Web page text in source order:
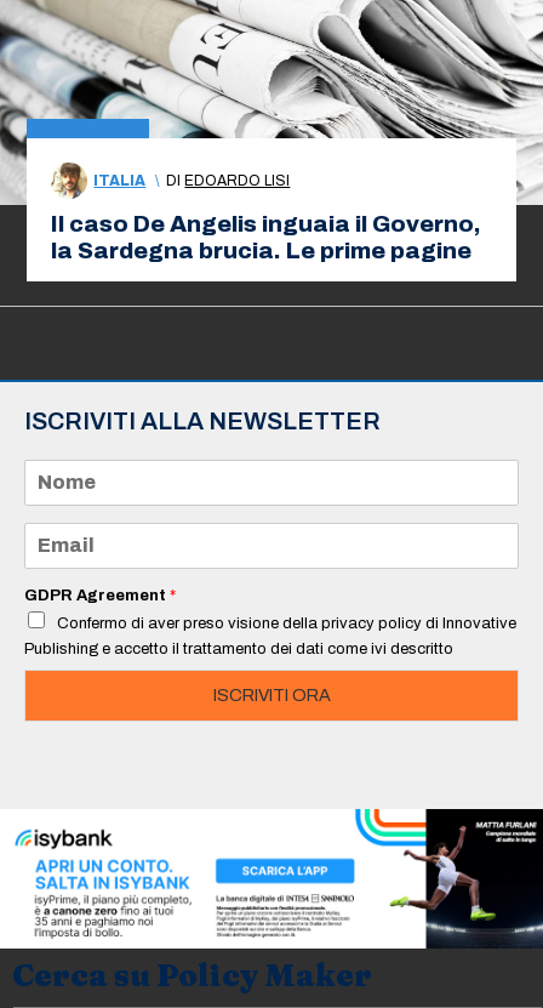
ITALIA \ DIEDOARDO LISI
Il caso De Angelis inguaia il Governo,
la Sardegna brucia. Le prime pagine
ISCRIVITI ALLA NEWSLETTER
m
e
a
i
*
GDPR Agreement *
Confermo di aver preso visione della privacy policy di Innovative
Publishing e accetto il trattamento dei dati come ivi descritto
ISCRIVITI ORA
Cerca su Policy Maker